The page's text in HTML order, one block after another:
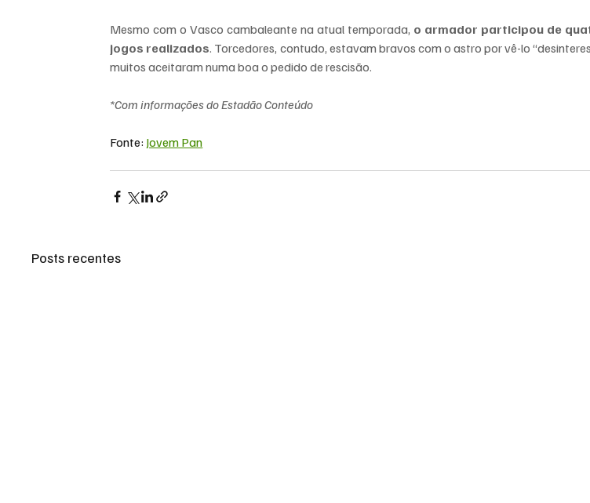
Mesmo com o Vasco cambaleante na atual temporada, o armador participou de
jogos realizados. Torcedores, contudo, estavam bravos com o astro por vê-lo
muitos aceitaram numa boa o pedido de rescisão.
*Com informações do Estadão Conteúdo
Fonte: Jovem Pan
Posts recentes